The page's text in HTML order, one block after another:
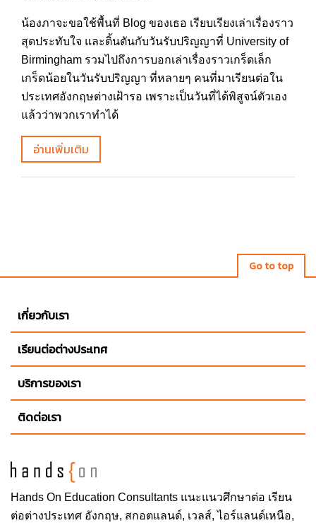
น้องภาจะขอใช้พื้นที่ Blog ของเธอ เรียบเรียงเล่าเรื่องราว
สุดประทับใจ และติ้นตันกับวันรับปริญญาที่ University of
Birmingham รวมไปถึงการบอกเล่าเรื่องราวเกร็ดเล็ก
เกร็ดน้อยในวันรับปริญญา ที่หลายๆ คนที่มาเรียนต่อใน
ประเทศอังกฤษต่างเฝ้ารอ เพราะเป็นวันที่ได้พิสูจน์ตัวเอง
แล้วว่าพวกเราทำได้
อ่านเพิ่มเติม
Go to top
Hands On Education Consultants แนะแนวศึกษาต่อ เรียน
ต่อต่างประเทศ อังกฤษ, สกอตแลนด์, เวลส์, ไอร์แลนด์เหนือ,
เกี่ยวกับเรา
เรียนต่อต่างประเทศ
บริการของเรา
ติดต่อเรา